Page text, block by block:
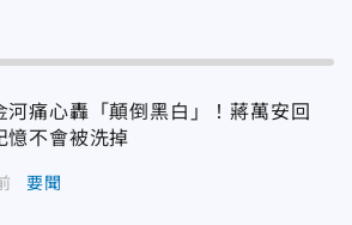
河痛心轟「顛倒黑白」！蔣萬安回
憶不會被洗掉
要聞